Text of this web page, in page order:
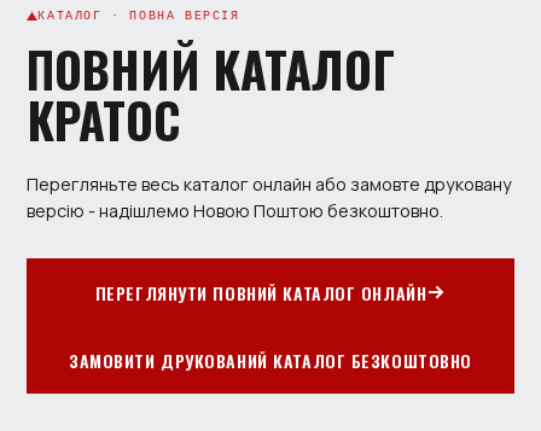
КАТАЛОГ · ПОВНА ВЕРСІЯ
ПОВНИЙ КАТАЛОГ
КРАТОС
Перегляньте весь каталог онлайн або замовте друковану
версію - надішлемо Новою Поштою безкоштовно.
ПЕРЕГЛЯНУТИ ПОВНИЙ КАТАЛОГ ОНЛАЙН
ЗАМОВИТИ ДРУКОВАНИЙ КАТАЛОГ БЕЗКОШТОВНО